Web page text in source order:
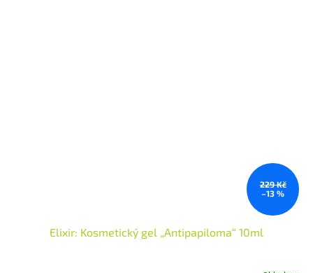
229 Kč
–13 %
Elixir: Kosmetický gel „Antipapiloma“ 10ml